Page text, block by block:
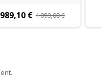
989,10 € 1 099,00 €